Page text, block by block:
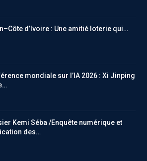
d’Ivoire : Une amitié loterie qui…
mondiale sur l’IA 2026 : Xi Jinping
Kemi Séba /Enquête numérique et
des…